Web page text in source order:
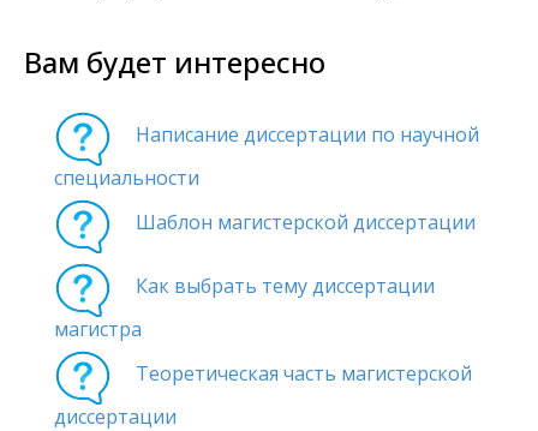
Вам будет интересно
Написание диссертации по научной
специальности
Шаблон магистерской диссертации
Как выбрать тему диссертации
магистра
Теоретическая часть магистерской
диссертации